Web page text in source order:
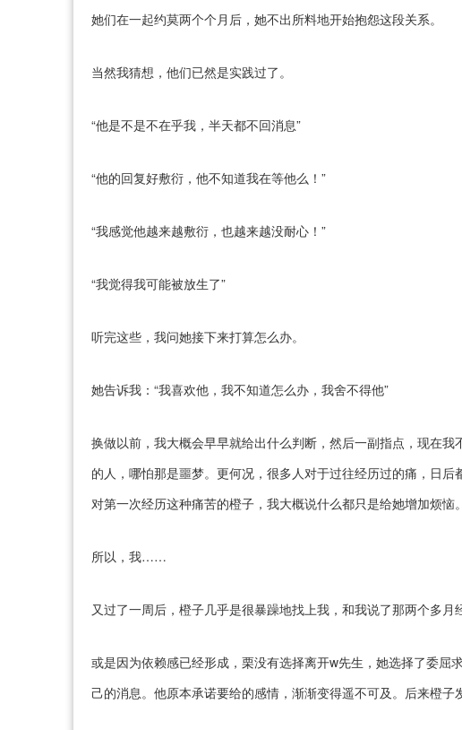
她们在一起约莫两个个月后，她不出所料地开始抱怨这段关系。
当然我猜想，他们已然是实践过了。
“他是不是不在乎我，半天都不回消息”
“他的回复好敷衍，他不知道我在等他么！”
“我感觉他越来越敷衍，也越来越没耐心！”
“我觉得我可能被放生了”
听完这些，我问她接下来打算怎么办。
她告诉我：“我喜欢他，我不知道怎么办，我舍不得他”
换做以前，我大概会早早就给出什么判断，然后一副指点，现在
的人，哪怕那是噩梦。更何况，很多人对于过往经历过的痛，日后
对第一次经历这种痛苦的橙子，我大概说什么都只是给她增加烦恼。
所以，我……
又过了一周后，橙子几乎是很暴躁地找上我，和我说了那两个多月
或是因为依赖感已经形成，栗没有选择离开w先生，她选择了委屈
己的消息。他原本承诺要给的感情，渐渐变得遥不可及。后来橙子